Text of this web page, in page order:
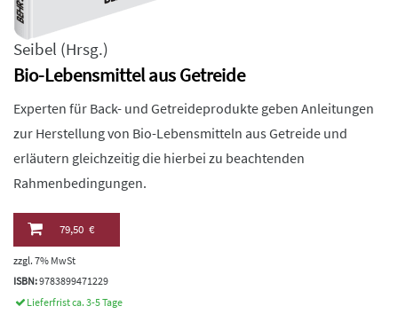
Seibel (Hrsg.)
Bio-Lebensmittel aus Getreide
Experten für Back- und Getreideprodukte geben Anleitungen
zur Herstellung von Bio-Lebensmitteln aus Getreide und
erläutern gleichzeitig die hierbei zu beachtenden
Rahmenbedingungen.
79,50 €
zzgl. 7% MwSt
ISBN:9783899471229
Lieferfrist ca. 3-5 Tage